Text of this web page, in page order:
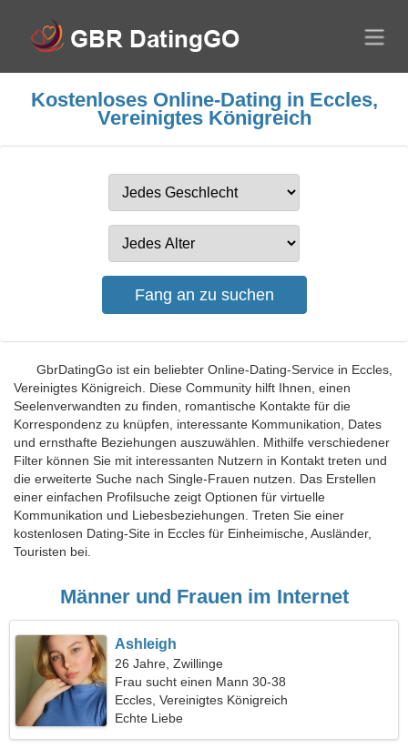
Kostenloses Online-Dating in Eccles,
Vereinigtes Königreich
GbrDatingGo ist ein beliebter Online-Dating-Service in Eccles,
Vereinigtes Königreich. Diese Community hilft Ihnen, einen
Seelenverwandten zu finden, romantische Kontakte für die
Korrespondenz zu knüpfen, interessante Kommunikation, Dates
und ernsthafte Beziehungen auszuwählen. Mithilfe verschiedener
Filter können Sie mit interessanten Nutzern in Kontakt treten und
die erweiterte Suche nach Single-Frauen nutzen. Das Erstellen
einer einfachen Profilsuche zeigt Optionen für virtuelle
Kommunikation und Liebesbeziehungen. Treten Sie einer
kostenlosen Dating-Site in Eccles für Einheimische, Ausländer,
Touristen bei.
Männer und Frauen im Internet
Ashleigh
26 Jahre, Zwillinge
Frau sucht einen Mann 30-38
Eccles, Vereinigtes Königreich
Echte Liebe